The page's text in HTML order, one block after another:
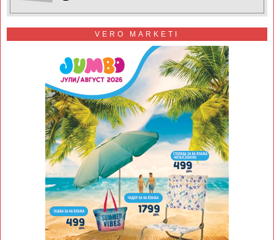
VERO MARKETI